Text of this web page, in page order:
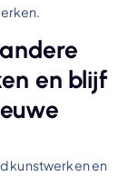
en blijf
kunstwerken en